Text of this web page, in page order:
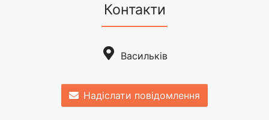
Контакти
Васильків
Надіслати повідомлення